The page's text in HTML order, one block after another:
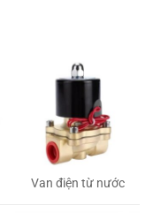
Van điện từ nước